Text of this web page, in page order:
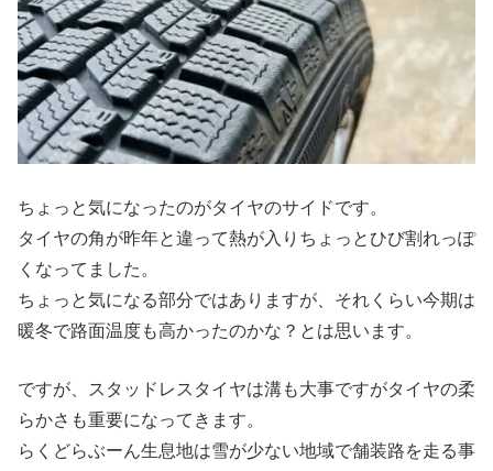
ちょっと気になったのがタイヤのサイドです。
タイヤの角が昨年と違って熱が入りちょっとひび割れっぽ
くなってました。
ちょっと気になる部分ではありますが、それくらい今期は
暖冬で路面温度も高かったのかな？とは思います。
ですが、スタッドレスタイヤは溝も大事ですがタイヤの柔
らかさも重要になってきます。
らくどらぶーん生息地は雪が少ない地域で舗装路を走る事